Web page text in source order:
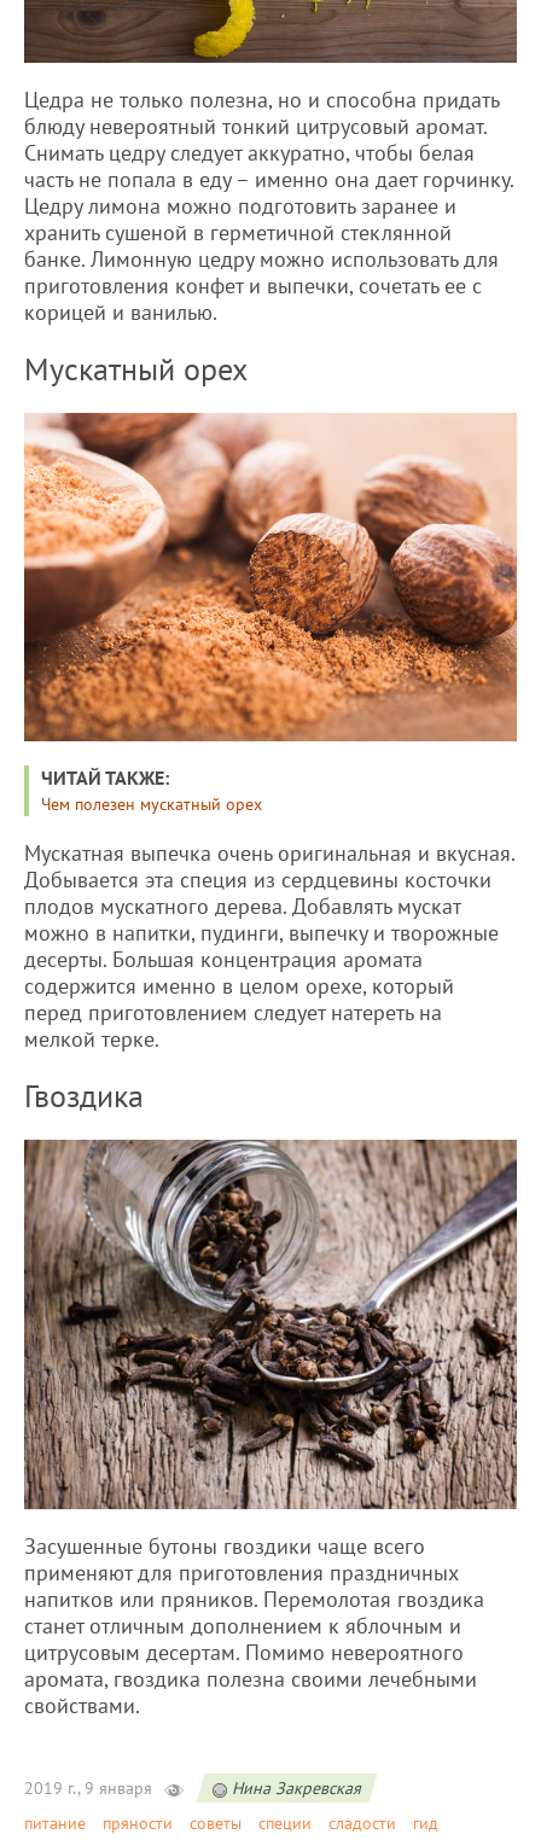
Цедра не только полезна, но и способна придать
блюду невероятный тонкий цитрусовый аромат.
Снимать цедру следует аккуратно, чтобы белая
часть не попала в еду – именно она дает горчинку.
Цедру лимона можно подготовить заранее и
хранить сушеной в герметичной стеклянной
банке. Лимонную цедру можно использовать для
приготовления конфет и выпечки, сочетать ее с
корицей и ванилью.
Мускатный орех
ЧИТАЙ ТАКЖЕ:
Чем полезен мускатный орех
Мускатная выпечка очень оригинальная и вкусная.
Добывается эта специя из сердцевины косточки
плодов мускатного дерева. Добавлять мускат
можно в напитки, пудинги, выпечку и творожные
десерты. Большая концентрация аромата
содержится именно в целом орехе, который
перед приготовлением следует натереть на
мелкой терке.
Гвоздика
Засушенные бутоны гвоздики чаще всего
применяют для приготовления праздничных
напитков или пряников. Перемолотая гвоздика
станет отличным дополнением к яблочным и
цитрусовым десертам. Помимо невероятного
аромата, гвоздика полезна своими лечебными
свойствами.
2019 г., 9 января
Нина Закревская
питание
пряности советы специи сладости
гид